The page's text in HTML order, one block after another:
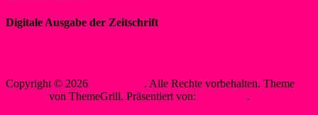
Digitale Ausgabe der Zeitschrift
Copyright © 2026
. Alle Rechte vorbehalten. Theme
von ThemeGrill. Präsentiert von: .